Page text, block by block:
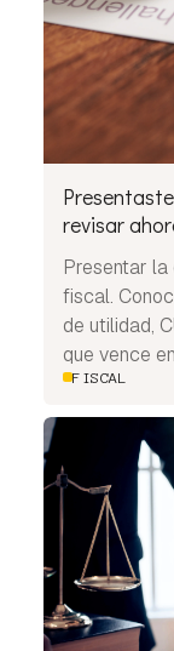
revisar
Presentar
fiscal.
de utilidad,
que vence
FISCAL